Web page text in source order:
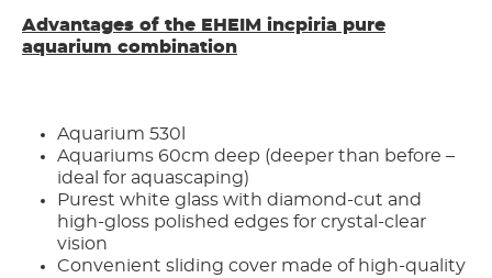
Advantages of the EHEIM incpiria pure
aquarium combination
Aquarium 530l
Aquariums 60cm deep (deeper than before –
ideal for aquascaping)
Purest white glass with diamond-cut and
high-gloss polished edges for crystal-clear
vision
Convenient sliding cover made of high-quality